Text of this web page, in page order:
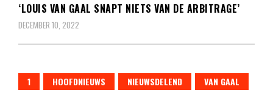
‘LOUIS VAN GAAL SNAPT NIETS VAN DE ARBITRAGE’
DECEMBER 10, 2022
1 HOOFDNIEUWS NIEUWSDELEND VAN GAAL